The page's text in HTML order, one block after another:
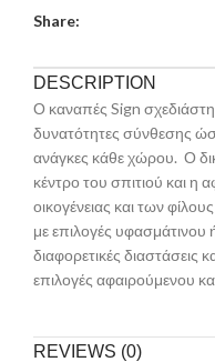
Share:
DESCRIPTION
Ο καναπές Sign
δυνατότητες σύνθεσης
ανάγκες κάθε χώρου. Ο
κέντρο του σπιτιού και η
οικογένειας και των
με επιλογές
διαφορετικές διαστάσεις
επιλογές αφαιρούμενου
REVIEWS (0)